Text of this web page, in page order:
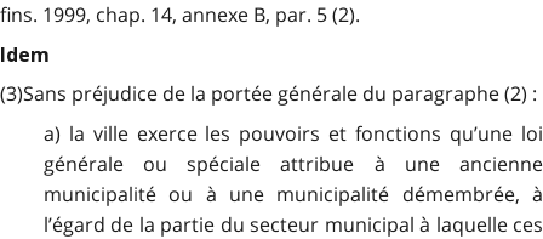
fins. 1999, chap. 14, annexe B, par. 5 (2).
Idem
(3)Sans préjudice de la portée générale du paragraphe (2) :
a) la ville exerce les pouvoirs et fonctions qu’une loi
générale ou spéciale attribue à une ancienne
municipalité ou à une municipalité démembrée, à
l’égard de la partie du secteur municipal à laquelle ces